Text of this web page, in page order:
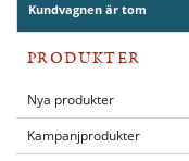
Kundvagnen är tom
PRODUKTER
Nya produkter
Kampanjprodukter